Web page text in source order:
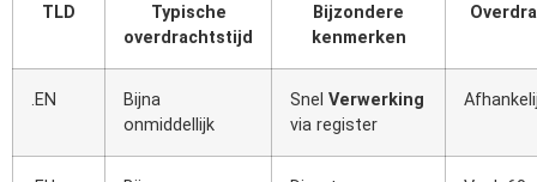
TLD
Typische
overdrachtstijd
Bijzondere
kenmerken
.EN
Bijna
onmiddellijk
Snel Verwerking
via register